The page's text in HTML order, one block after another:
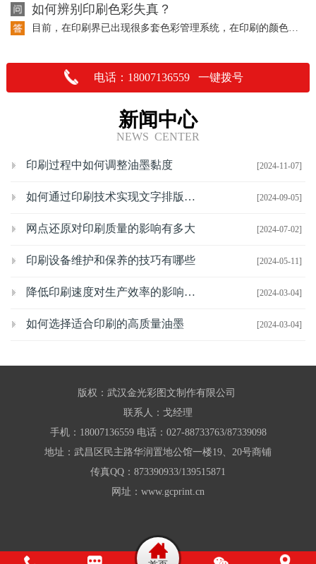
如何辨别印刷色彩失真？
目前，在印刷界已出现很多套色彩管理系统，在印刷的颜色上都有了一定的控制，但是在…
电话：18007136559 一键拨号
新闻中心
NEWS CENTER
[2024-11-07]
印刷过程中如何调整油墨黏度
[2024-09-05]
如何通过印刷技术实现文字排版的优化
[2024-07-02]
网点还原对印刷质量的影响有多大
[2024-05-11]
印刷设备维护和保养的技巧有哪些
[2024-03-04]
降低印刷速度对生产效率的影响有哪些
[2024-03-04]
如何选择适合印刷的高质量油墨
版权：武汉金光彩图文制作有限公司
联系人：戈经理
手机：18007136559 电话：027-88733763/87339098
地址：武昌区民主路华润置地公馆一楼19、20号商铺
传真QQ：873390933/139515871
网址：www.gcprint.cn